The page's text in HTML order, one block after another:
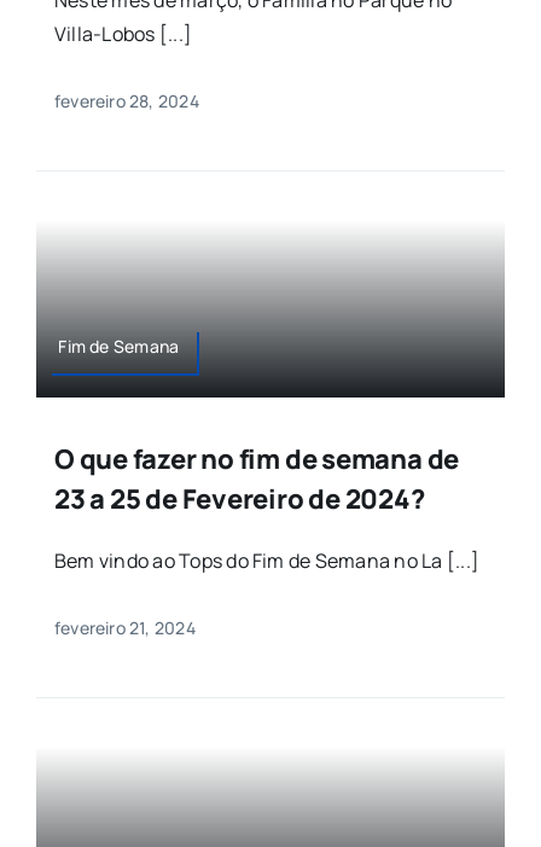
Villa-Lobos [...]
fevereiro 28, 2024
Fim de Semana
O que fazer no fim de semana de
23 a 25 de Fevereiro de 2024?
Bem vindo ao Tops do Fim de Semana no La [...]
fevereiro 21, 2024